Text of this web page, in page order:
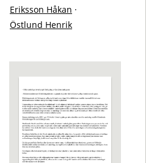
Eriksson Håkan ·
Östlund Henrik